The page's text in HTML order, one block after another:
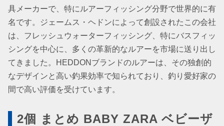
具メーカーで、特にルアーフィッシング分野で世界的に有
名です。ジェームス・ヘドンによって創設されたこの会社
は、フレッシュウォーターフィッシング、特にバスフィッ
シングを中心に、多くの革新的なルアーを市場に送り出し
てきました。HEDDONブランドのルアーは、その独創的
なデザインと高い釣果効率で知られており、釣り愛好家の
間で高い評価を受けています。
2個 まとめ BABY ZARA ベビーザ